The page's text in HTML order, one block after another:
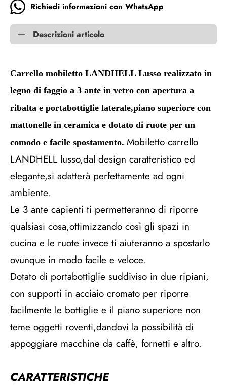
Richiedi informazioni con WhatsApp
Descrizioni articolo
Carrello mobiletto LANDHELL Lusso realizzato in
legno di faggio a 3 ante in vetro con apertura a
ribalta e portabottiglie laterale,piano superiore con
mattonelle in ceramica e dotato di ruote per un
comodo e facile spostamento. Mobiletto carrello
LANDHELL lusso,dal design caratteristico ed
elegante,si adatterà perfettamente ad ogni
ambiente.
Le 3 ante capienti ti permetteranno di riporre
qualsiasi cosa,ottimizzando così gli spazi in
cucina e le ruote invece ti aiuteranno a spostarlo
ovunque in modo facile e veloce.
Dotato di portabottiglie suddiviso in due ripiani,
con supporti in acciaio cromato per riporre
facilmente le bottiglie e il piano superiore non
teme oggetti roventi,dandovi la possibilità di
appoggiare macchine da caffè, fornetti e altro.
CARATTERISTICHE